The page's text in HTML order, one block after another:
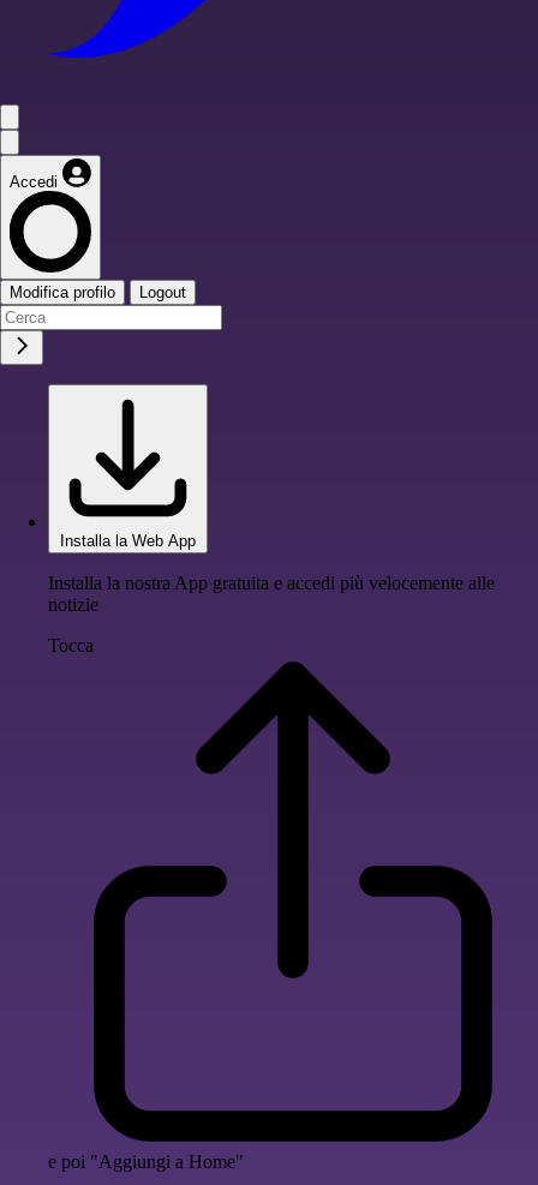
Accedi
Modifica profilo Logout
Installa la Web App
Installa la nostra App gratuita e accedi più velocemente alle
notizie
Tocca
e poi "Aggiungi a Home"